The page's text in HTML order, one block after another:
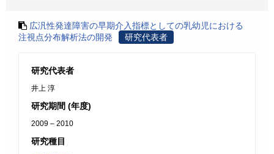
広汎性発達障害の早期介入指標としての乳幼児における
注視点分布解析法の開発
研究代表者
研究代表者
井上 淳
研究期間 (年度)
2009 – 2010
研究種目